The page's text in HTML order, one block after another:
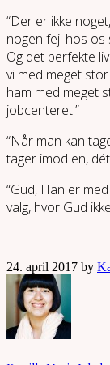
“Der er ikke
nogen fejl hos
Og det perfekte
vi med meget
ham med meget
jobcenteret.”
“Når man kan
tager imod en,
“Gud, Han er
valg, hvor Gud
24. april 2017 by